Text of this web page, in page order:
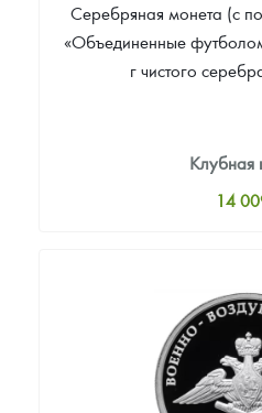
Серебряная монета (с
«Объединенные
г чистого
Клубная
14
Цена